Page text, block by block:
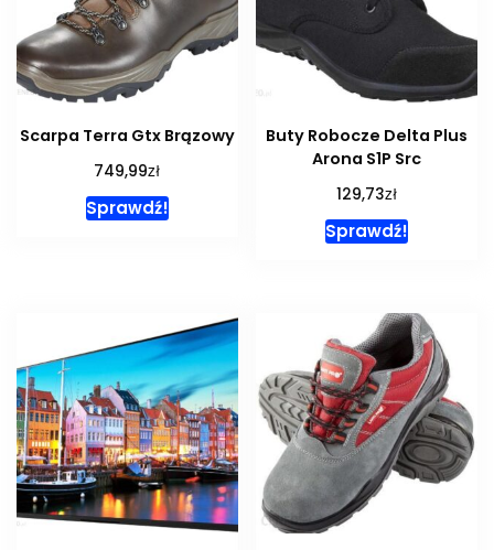
Scarpa Terra Gtx Brązowy
749,99zł
Sprawdź!
Buty Robocze Delta Plus
Arona S1P Src
129,73zł
Sprawdź!